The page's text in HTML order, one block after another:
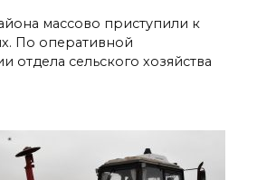
массово приступили к
По оперативной
отдела сельского хозяйства